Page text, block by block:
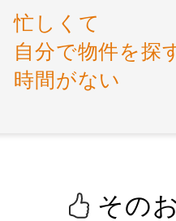
忙しくて
自分で物件を探
時間がない
その